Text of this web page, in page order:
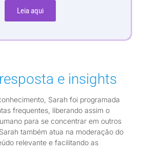
Leia aqui
e insights
Sarah foi programada
frequentes, liberando assim o
para se concentrar em outros
também atua na moderação do
relevante e facilitando as